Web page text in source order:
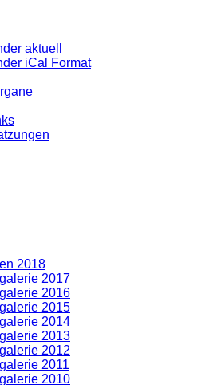
aktuell
iCal Format
2018
2017
2016
2015
2014
2013
2012
2011
2010